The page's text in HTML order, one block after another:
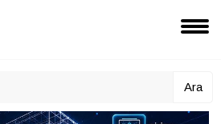
Ara